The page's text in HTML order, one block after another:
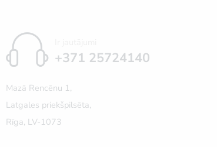
+371 25724140
Mazā Rencēnu 1,
Latgales priekšpilsēta,
Rīga, LV-1073